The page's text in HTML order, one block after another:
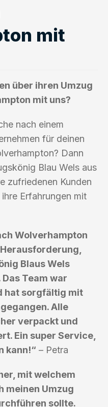
mit
über ihren Umzug
mit uns?
nach einem
für deinen
Dann
Blau Wels aus
zufriedenen Kunden
Erfahrungen mit
Wolverhampton
Blaus Wels
Team war
hat sorgfältig mit
Alle
verpackt und
Ein super Service,
kann!“ – Petra
mit welchem
meinen Umzug
sollte.